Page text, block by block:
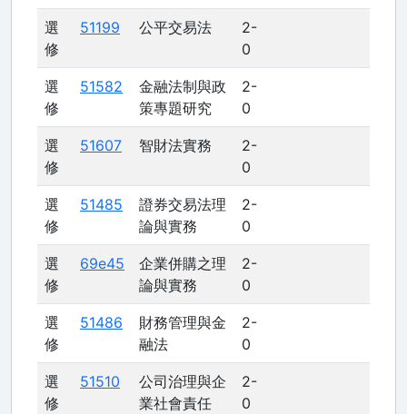
選
修
51199 公平交易法
2-
0
選
修
51582
金融法制與政
策專題研究
2-
0
選
修
51607 智財法實務
2-
0
選
修
51485
證券交易法理
論與實務
2-
0
選
修
69e45
企業併購之理
論與實務
2-
0
選
修
51486
財務管理與金
融法
2-
0
選
修
51510
公司治理與企
業社會責任
2-
0